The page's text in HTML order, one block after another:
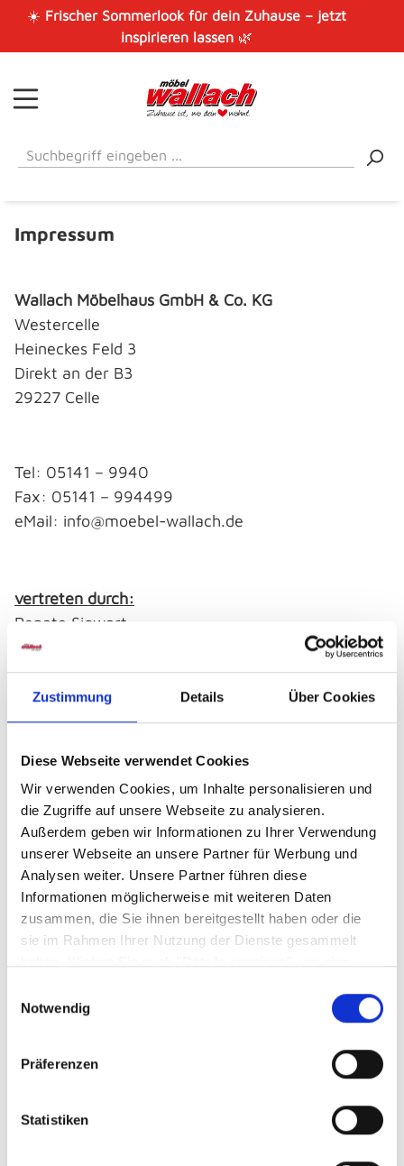
Zustimmung Details Über Cookies
Diese Webseite verwendet Cookies
Wir verwenden Cookies, um Inhalte personalisieren und
die Zugriffe auf unsere Webseite zu analysieren.
Außerdem geben wir Informationen zu Ihrer Verwendung
unserer Webseite an unsere Partner für Werbung und
Analysen weiter. Unsere Partner führen diese
Informationen möglicherweise mit weiteren Daten
zusammen, die Sie ihnen bereitgestellt haben oder die
sie im Rahmen Ihrer Nutzung der Dienste gesammelt
Information dazu und die Möglichkeit, Ihre Auswahl im
Notwendig
Präferenzen
Statistiken
Zum Hauptinhalt springen
☀️ Frischer Sommerlook für dein Zuhause – jetzt
inspirieren lassen🌿
Impressum
Wallach Möbelhaus GmbH & Co. KG
Westercelle
Heineckes Feld 3
Direkt an der B3
29227 Celle
Tel: 05141 – 9940
Fax: 05141 – 994499
eMail: info@moebel-wallach.de
vertreten durch:
Renate Sigwart
Amtsgericht Lüneburg
HRA 100 210
Persönlich haftende Gesellschafterin:
Wallach GmbH, Sitz Celle
Amtsgericht Lüneburg HRB 100 089
Realisierung:
Konzeption & Design mitgedacht und umgesetzt
SHD Solutions GmbH
, Koblenz